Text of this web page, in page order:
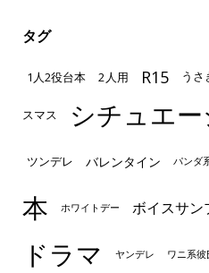
タグ
1人2役台本 2人用 R15 うさ
スマス シチュエ
ツンデレ バレンタイン パンダ
本
ホワイトデー ボイスサン
ドラマ
ヤンデレ ワニ系彼